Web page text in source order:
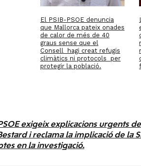
El PSIB-PSOE denuncia
que Mallorca pateix onades
de calor de més de 40
graus sense que el
Consell hagi creat refugis
climàtics ni protocols per
protegir la població.
exigeix explicacions urgents
i reclama la implicació de la
en la investigació.